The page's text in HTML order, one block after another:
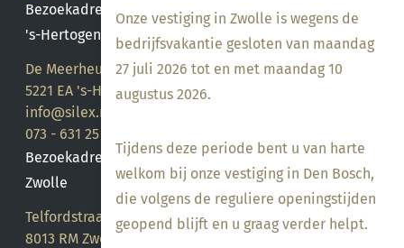
Onze vestiging in Zwolle is wegens de
bedrijfsvakantie gesloten van maandag
27 juli 2026 tot en met maandag 10
augustus 2026.
Tijdens deze periode bent u van harte
welkom bij onze vestiging in Den Bosch,
die volgens de reguliere openingstijden
geopend blijft en u graag verder helpt.
Bezoekadres
's-Hertogenbosch
De Meerheuvel 21
5221 EA 's-Hertogenbosch
info@silex.nl
073 - 631 25 28
Bezoekadres
Zwolle
Telfordstraat 14
8013 RM Zwolle